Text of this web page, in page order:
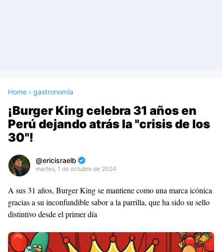
Home › gastronomía
¡Burger King celebra 31 años en
Perú dejando atrás la "crisis de los
30"!
ericisraelb
martes, 1 de octubre de 2024
Premium
By
Raushan
Design
Shroff
Templates
A sus 31 años, Burger King se mantiene como una marca icónica
gracias a su inconfundible sabor a la parrilla, que ha sido su sello
distintivo desde el primer día